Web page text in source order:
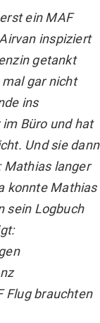
ein MAF
inspiziert
getankt
gar nicht
ins
Büro und hat
Und sie dann
Mathias langer
konnte Mathias
sein Logbuch
Flug brauchten